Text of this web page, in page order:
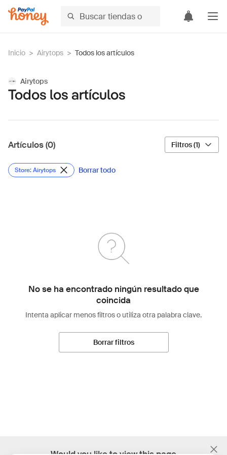
Inicio > Airytops > Todos los artículos
Airytops
Todos los artículos
Artículos (0) Filtros (1)
Store: Airytops Borrar todo
No se ha encontrado ningún resultado que
coincida
Intenta aplicar menos filtros o utiliza otra palabra clave.
Borrar filtros